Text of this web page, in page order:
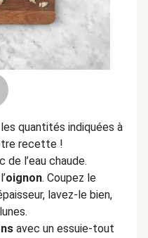
quantités indiquées à
recette !
de l’eau chaude.
oignon. Coupez le
lavez-le bien,
avec un essuie-tout